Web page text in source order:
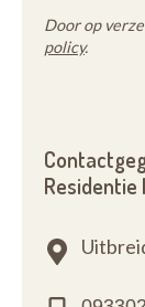
Door op
policy.
Residentie